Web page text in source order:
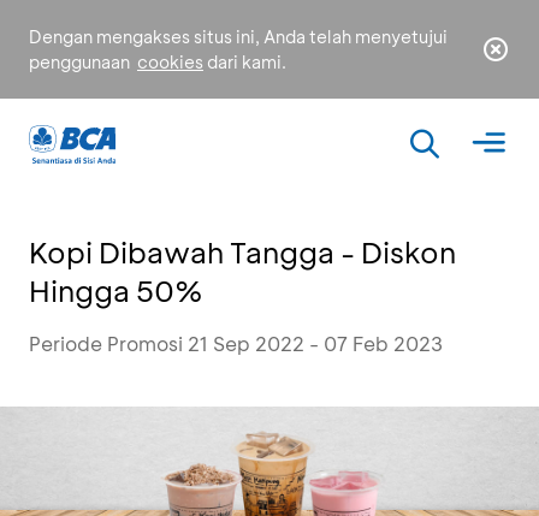
Dengan mengakses situs ini, Anda telah menyetujui
penggunaan cookies dari kami.
Kopi Dibawah Tangga - Diskon
Hingga 50%
Periode Promosi 21 Sep 2022 - 07 Feb 2023